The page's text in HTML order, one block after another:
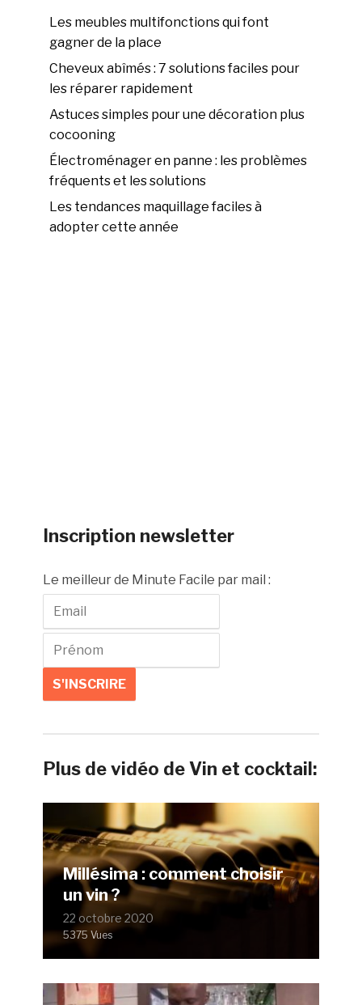
Les meubles multifonctions qui font
gagner de la place
Cheveux abîmés : 7 solutions faciles pour
les réparer rapidement
Astuces simples pour une décoration plus
cocooning
Électroménager en panne : les problèmes
fréquents et les solutions
Les tendances maquillage faciles à
adopter cette année
Inscription newsletter
Le meilleur de Minute Facile par mail :
Plus de vidéo de Vin et cocktail:
Millésima : comment choisir
un vin ?
22 octobre 2020
5375 Vues